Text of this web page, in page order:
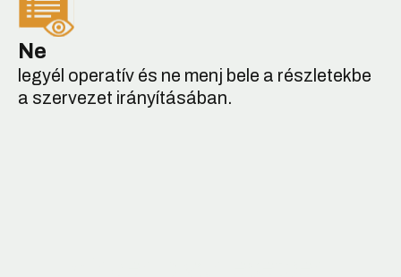
Ne
legyél operatív és ne menj bele a részletekbe
a szervezet irányításában.